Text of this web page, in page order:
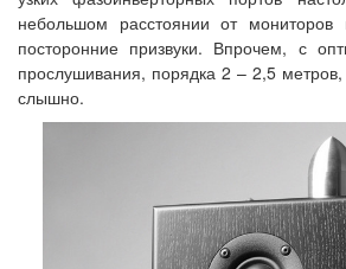
небольшом расстоянии от мониторов
посторонние призвуки. Впрочем, с
прослушивания, порядка 2 – 2,5
слышно.